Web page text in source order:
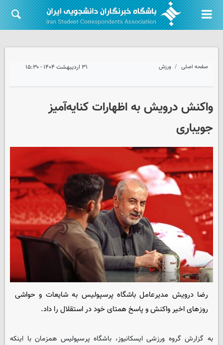
صفحه اصلی ورزش ۳۱ اردیبهشت ۱۴۰۴ - ۱۵:۳۰
واکنش درویش به اظهارات کنایه‌آمیز
جویباری
رضا درویش مدیرعامل باشگاه پرسپولیس به شایعات و حواشی
روزهای اخیر واکنش و پاسخ همتای خود در استقلال را داد.
به گزارش گروه ورزشیایسکانیوز، باشگاه پرسپولیس همزمان با اینکه